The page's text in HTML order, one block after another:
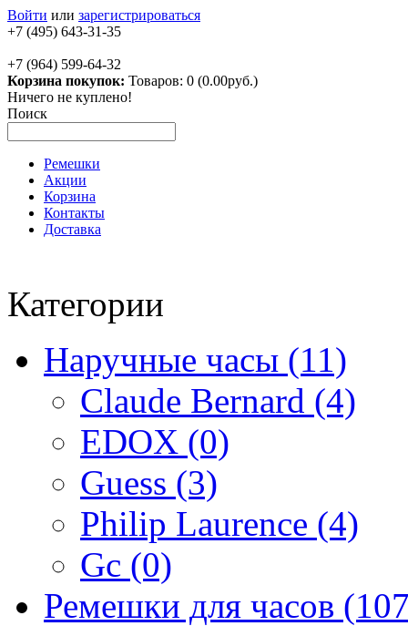
Войти или зарегистрироваться
+7 (495) 643-31-35
+7 (964) 599-64-32
Корзина покупок: Товаров: 0 (0.00руб.)
Ничего не куплено!
Поиск
Ремешки
Акции
Корзина
Контакты
Доставка
Категории
Наручные часы (11)
Claude Bernard (4)
EDOX (0)
Guess (3)
Philip Laurence (4)
Gc (0)
Ремешки для часов